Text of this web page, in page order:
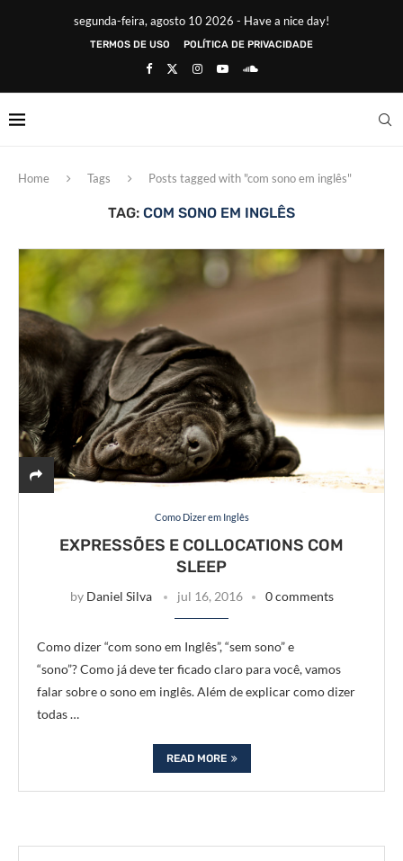
segunda-feira, agosto 10 2026 - Have a nice day!
TERMOS DE USO POLÍTICA DE PRIVACIDADE
Home Tags Posts tagged with "com sono em inglês"
TAG: COM SONO EM INGLÊS
Como Dizer em Inglês
EXPRESSÕES E COLLOCATIONS COM
SLEEP
by Daniel Silva jul 16, 2016 0 comments
Como dizer “com sono em Inglês”, “sem sono” e
“sono”? Como já deve ter ficado claro para você, vamos
falar sobre o sono em inglês. Além de explicar como dizer
todas …
READ MORE